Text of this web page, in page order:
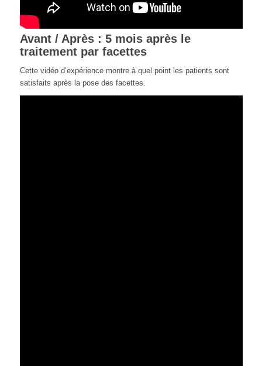
Avant / Après : 5 mois après le
traitement par facettes
Cette vidéo d’expérience montre à quel point les patients sont
satisfaits après la pose des facettes.